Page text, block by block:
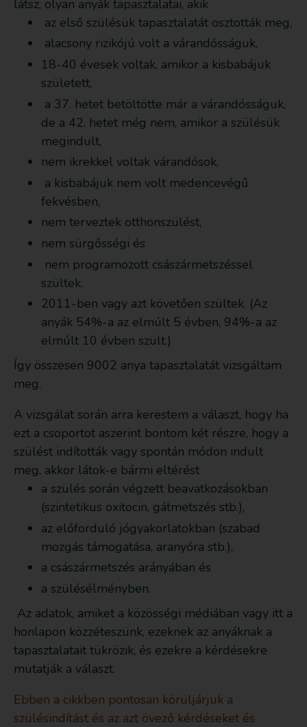
látsz, olyan anyák tapasztalatai, akik
az első szülésük tapasztalatát osztották meg,
alacsony rizikójú volt a várandósságuk,
18-40 évesek voltak, amikor a kisbabájuk
született,
a 37. hetet betöltötte már a várandósságuk,
de a 42. hetet még nem, amikor a szülésük
megindult,
nem ikrekkel voltak várandósok,
a kisbabájuk nem volt medencevégű
fekvésben,
nem terveztek otthonszülést,
nem sürgősségi és
nem programozott császármetszéssel
szültek.
2011-ben vagy azt követően szültek. (Az
anyák 54%-a az elmúlt 5 évben, 94%-a az
elmúlt 10 évben szült.)
Így összesen 9002 anya tapasztalatát vizsgáltam
meg.
A vizsgálat során arra kerestem a választ, hogy ha
ezt a csoportot aszerint bontom két részre, hogy a
szülést indították vagy spontán módon indult
meg, akkor látok-e bármi eltérést
a szülés során végzett beavatkozásokban
(szintetikus oxitocin, gátmetszés stb.),
az előforduló jógyakorlatokban (szabad
mozgás támogatása, aranyóra stb.),
a császármetszés arányában és
a szülésélményben.
Az adatok, amiket a közösségi médiában vagy itt a
honlapon közzéteszünk, ezeknek az anyáknak a
tapasztalatait tükrözik, és ezekre a kérdésekre
mutatják a választ.
Ebben a cikkben pontosan körüljárjuk a
szülésindítást és az azt övező kérdéseket és